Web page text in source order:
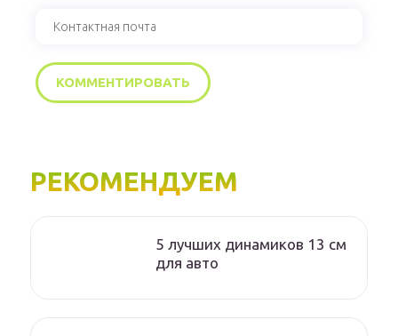
РЕКОМЕНДУЕМ
5 лучших динамиков 13 см
для авто